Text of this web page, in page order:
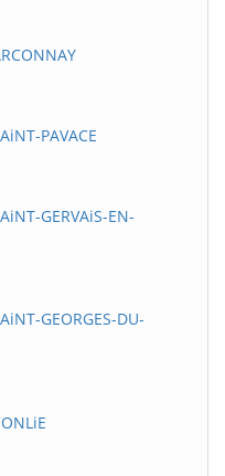
PAVACE
GERVAiS-EN-
GEORGES-DU-